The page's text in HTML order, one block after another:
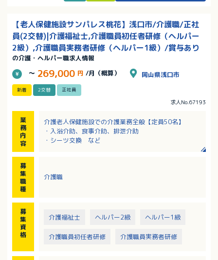
【老人保健施設サンパレス桃花】浅口市/介護職/正社
員(2交替)|介護福祉士,介護職員初任者研修（ヘルパー
2級）,介護職員実務者研修（ヘルパー1級）/賞与あり
の介護・ヘルパー職求人情報
～ 269,000 円 /月（概算） 岡山県浅口市
新着 2交替 正社員
求人No.67193
業
務
内
容
介護老人保健施設での介護業務全般【定員50名】
・入浴介助、食事介助、排泄介助
・シーツ交換 など
募
集
職
種
介護職
募
集
資
格
介護福祉士 ヘルパー2級 ヘルパー1級
介護職員初任者研修 介護職員実務者研修